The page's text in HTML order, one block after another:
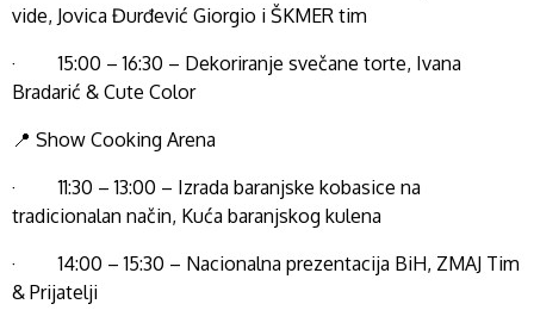
vide, Jovica Đurđević Giorgio i ŠKMER tim
· 15:00 – 16:30 – Dekoriranje svečane torte, Ivana
Bradarić & Cute Color
📍 Show Cooking Arena
· 11:30 – 13:00 – Izrada baranjske kobasice na
tradicionalan način, Kuća baranjskog kulena
· 14:00 – 15:30 – Nacionalna prezentacija BiH, ZMAJ Tim
& Prijatelji